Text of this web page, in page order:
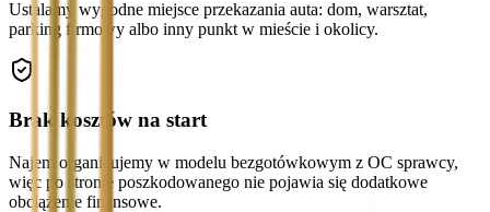
Ustalamy wygodne miejsce przekazania auta: dom, warsztat,
parking firmowy albo inny punkt w mieście i okolicy.
Brak kosztów na start
Najem organizujemy w modelu bezgotówkowym z OC sprawcy,
więc po stronie poszkodowanego nie pojawia się dodatkowe
obciążenie finansowe.